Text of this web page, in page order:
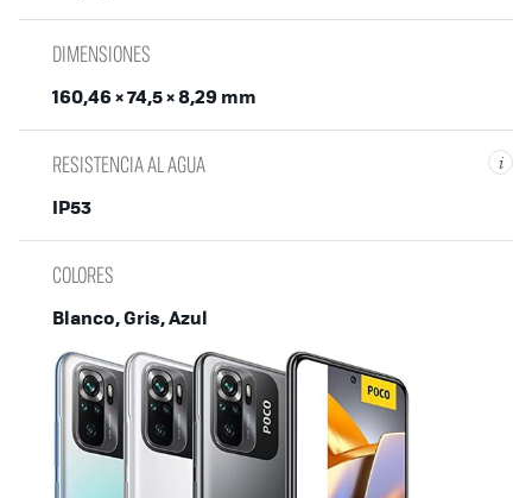
DIMENSIONES
160,46 × 74,5 × 8,29 mm
i
RESISTENCIA AL AGUA
IP53
COLORES
Blanco, Gris, Azul